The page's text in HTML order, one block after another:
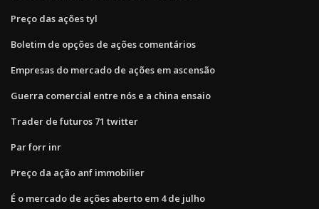
Preço das ações tyl
Boletim de opções de ações comentários
Empresas do mercado de ações em ascensão
Guerra comercial entre nós e a china ensaio
Trader de futuros 71 twitter
Par forr inr
Preço da ação anf immobilier
É o mercado de ações aberto em 4 de julho